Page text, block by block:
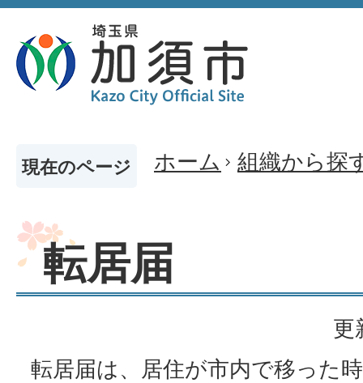
現在のページ ホーム 組織から探
転居届
更
転居届は、居住が市内で移った